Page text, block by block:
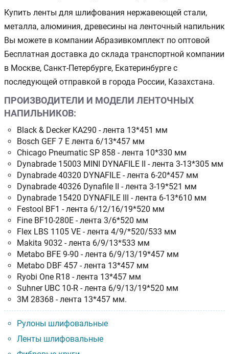
Купить ленты для шлифования нержавеющей стали,
металла, алюминия, древесины на ленточный напильник
Вы можете в компании Абразивкомплект по оптовой
Бесплатная доставка до склада транспортной компании
в Москве, Санкт-Петербурге, Екатеринбурге с
последующей отправкой в города России, Казахстана.
ПРОИЗВОДИТЕЛИ И МОДЕЛИ ЛЕНТОЧНЫХ
НАПИЛЬНИКОВ:
Black & Decker KA290 - лента 13*451 мм
Bosch GEF 7 E лента 6/13*457 мм
Chicago Pneumatic SP 858 - лента 10*330 мм
Dynabrade 15003 MINI DYNAFILE II - лента 3-13*305 мм
Dynabrade 40320 DYNAFILE - лента 6-20*457 мм
Dynabrade 40326 Dynafile II - лента 3-19*521 мм
Dynabrade 15420 DYNAFILE III - лента 6-13*610 мм
Festool BF1 - лента 6/12/16/19*520 мм
Fine BF10-280E - лента 3/6*520 мм
Flex LBS 1105 VE - лента 4/9/*520/533 мм
Makita 9032 - лента 6/9/13*533 мм
Metabo BFE 9-90 - лента 6/9/13/19*457 мм
Metabo DBF 457 - лента 13*457 мм
Ryobi One R18 - лента 13*457 мм
Suhner UBC 10-R - лента 6/9/13/19*520 мм
3M 28368 - лента 13*457 мм.
Рулоны шлифовальные
Ленты шлифовальные